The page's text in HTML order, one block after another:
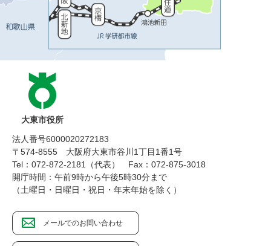
大東市役所
法人番号6000020272183
〒574-8555 大阪府大東市谷川1丁目1番1号
Tel：072-872-2181（代表）
Fax：072-875-3018
開庁時間：午前9時から午後5時30分まで
（土曜日・日曜日・祝日・年末年始を除く）
メールでのお問い合わせ